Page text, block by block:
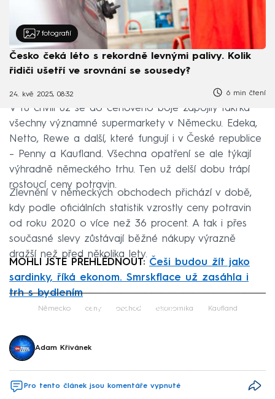
7 fotografií
Česko čeká léto s rekordně levnými palivy. Kolik
řidiči ušetří ve srovnání se sousedy?
24. kvě 2025, 08:32 6 min čtení
V tu chvíli už se do cenového boje zapojily takřka
všechny významné supermarkety v Německu. Edeka,
Netto, Rewe a další, které fungují i v České republice
– Penny a Kaufland. Všechna opatření se ale týkají
výhradně německého trhu. Ten už delší dobu trápí
rostoucí ceny potravin.
Zlevnění v německých obchodech přichází v době,
kdy podle oficiálních statistik vzrostly ceny potravin
od roku 2020 o více než 36 procent. A tak i přes
současné slevy zůstávají běžné nákupy výrazně
dražší než před několika lety.
MOHLI JSTE PŘEHLÉDNOUT: Češi budou žít jako
sardinky, říká ekonom. Smrskflace už zasáhla i
trh s bydlením
Failed to fetch
Německo ceny obchod ekonomika Kaufland
Adam Křivánek
Pro tento článek jsou komentáře vypnuté